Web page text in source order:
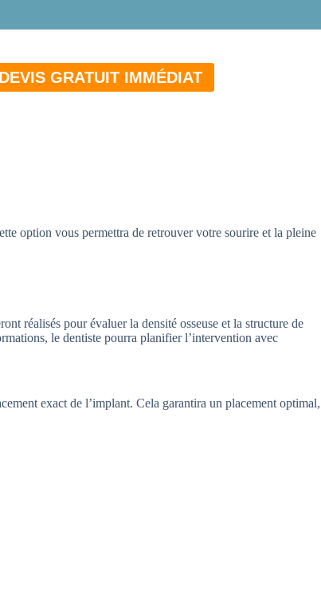
DEVIS GRATUIT IMMÉDIAT
option vous permettra de retrouver votre sourire et la pleine
réalisés pour évaluer la densité osseuse et la structure de
le dentiste pourra planifier l’intervention avec
exact de l’implant. Cela garantira un placement optimal,